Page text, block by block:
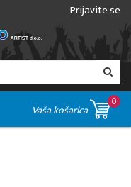
Prijavite se
Vaša košarica
0